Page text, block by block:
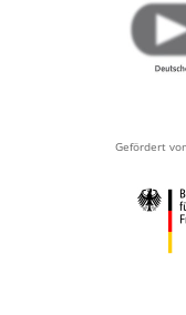
Gefördert